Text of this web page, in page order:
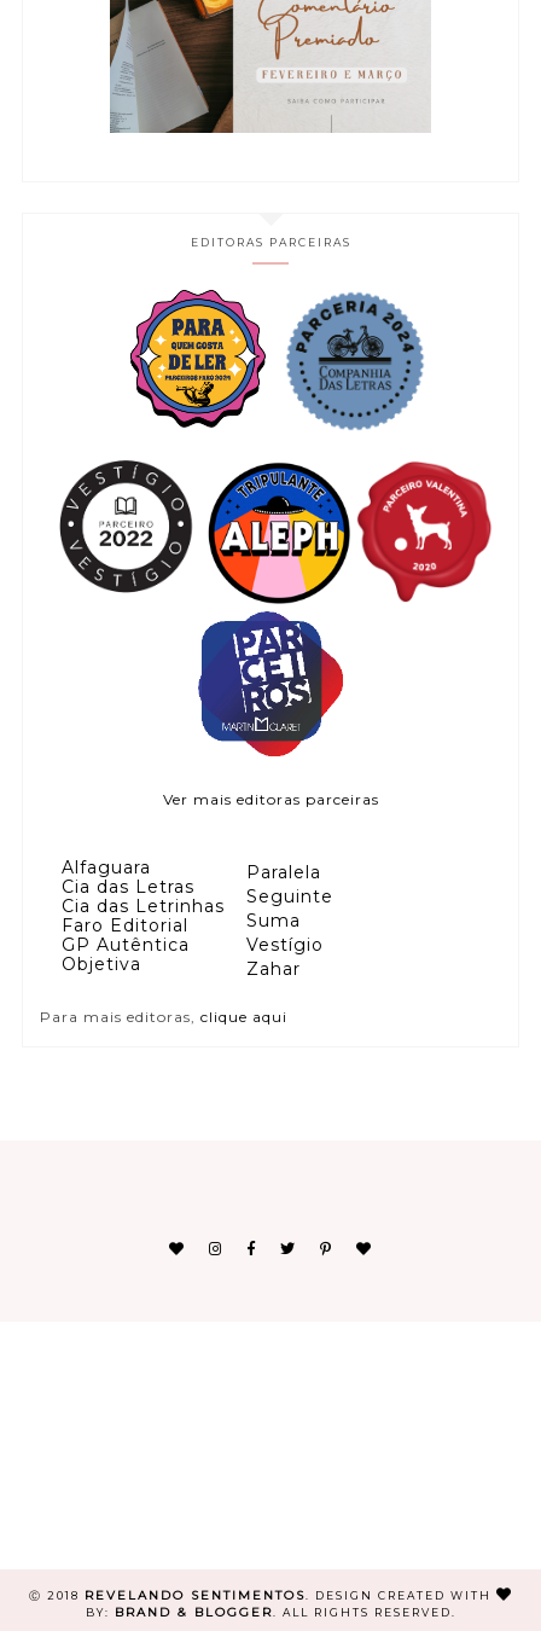
EDITORAS PARCEIRAS
Ver mais editoras parceiras
Alfaguara
Cia das Letras
Cia das Letrinhas
Faro Editorial
GP Autêntica
Objetiva
Paralela
Seguinte
Suma
Vestígio
Zahar
Para mais editoras, clique aqui
Ⓒ 2018 REVELANDO SENTIMENTOS.
DESIGN CREATED WITH
BY:
BRAND & BLOGGER. ALL RIGHTS RESERVED.